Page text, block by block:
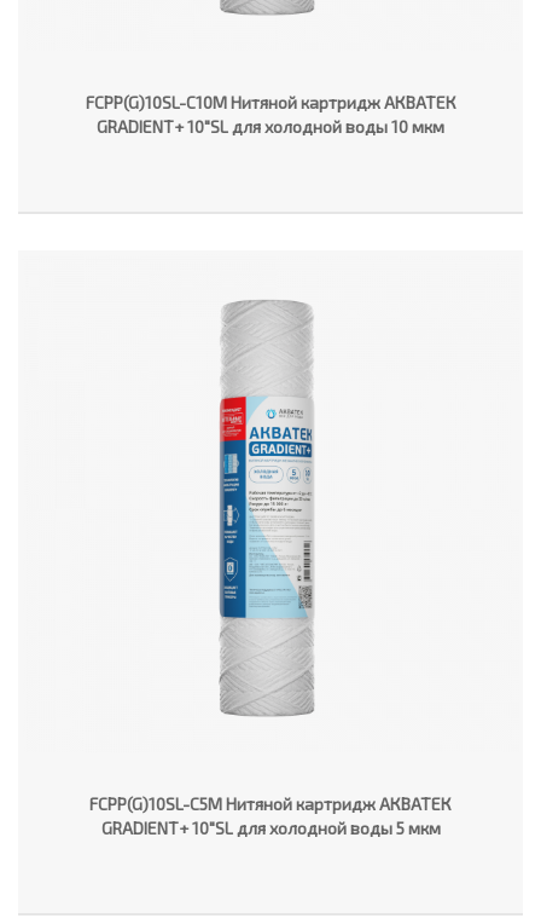
FCPP(G)10SL-C10M Нитяной картридж АКВАТЕК
GRADIENT+ 10"SL для холодной воды 10 мкм
FCPP(G)10SL-C5M Нитяной картридж АКВАТЕК
GRADIENT+ 10"SL для холодной воды 5 мкм